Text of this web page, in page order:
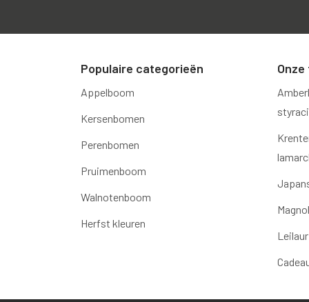
Populaire categorieën
Appelboom
Kersenbomen
Perenbomen
Pruimenboom
Walnotenboom
Herfst kleuren